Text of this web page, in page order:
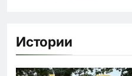
Истории